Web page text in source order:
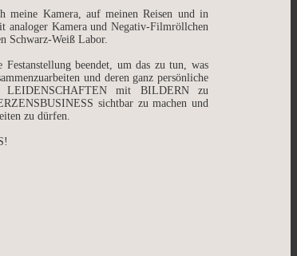
meine Kamera, auf meinen Reisen und in
analoger Kamera und Negativ-Filmröllchen
Schwarz-Weiß Labor.
beendet, um das zu tun, was
und deren ganz persönliche
LEIDENSCHAFTEN mit BILDERN zu
sichtbar zu machen und
zu dürfen.